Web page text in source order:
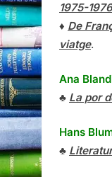
1975-1976
♦ De
viatge.
Ana
♣ La por
Hans
♣